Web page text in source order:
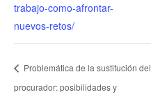
trabajo-como-afrontar-
nuevos-retos/
Problemática de la sustitución del
procurador: posibilidades y